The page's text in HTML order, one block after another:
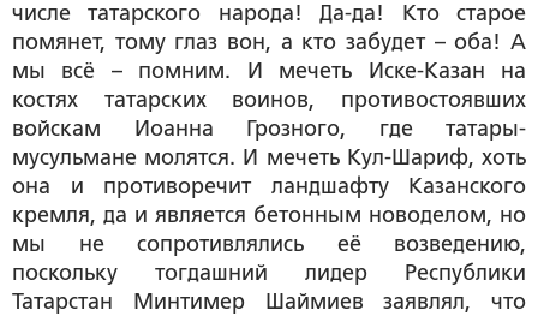
числе татарского народа! Да-да! Кто старое
помянет, тому глаз вон, а кто забудет – оба! А
мы всё – помним. И мечеть Иске-Казан на
костях татарских воинов, противостоявших
войскам Иоанна Грозного, где татары-
мусульмане молятся. И мечеть Кул-Шариф, хоть
она и противоречит ландшафту Казанского
кремля, да и является бетонным новоделом, но
мы не сопротивлялись её возведению,
поскольку тогдашний лидер Республики
Татарстан Минтимер Шаймиев заявлял, что